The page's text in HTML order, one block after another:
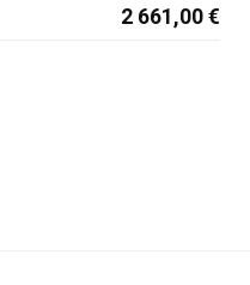
2 661,00 €